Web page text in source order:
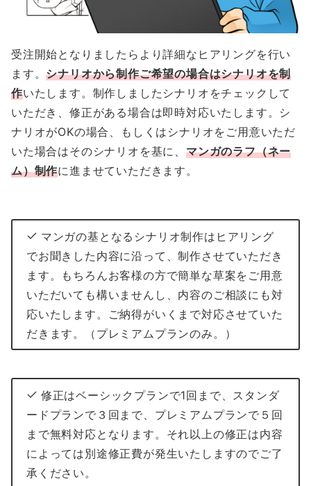
受注開始となりましたらより詳細なヒアリングを行い
ます。シナリオから制作ご希望の場合はシナリオを制
作いたします。制作しましたシナリオをチェックして
いただき、修正がある場合は即時対応いたします。シ
ナリオがOKの場合、もしくはシナリオをご用意いただ
いた場合はそのシナリオを基に、 マンガのラフ（ネー
ム）制作に進ませていただきます。
マンガの基となるシナリオ制作はヒアリング
でお聞きした内容に沿って、制作させていただき
ます。もちろんお客様の方で簡単な草案をご用意
いただいても構いませんし、内容のご相談にも対
応いたします。ご納得がいくまで対応させていた
だきます。（プレミアムプランのみ。）
修正はベーシックプランで1回まで、スタンダ
ードプランで３回まで、プレミアムプランで５回
まで無料対応となります。それ以上の修正は内容
によっては別途修正費が発生いたしますのでご了
承ください。